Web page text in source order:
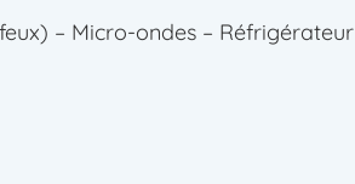
– Micro-ondes – Réfrigérateur